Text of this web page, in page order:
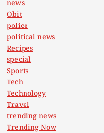
news
Obit
police
political news
Recipes
special
Sports
Tech
Technology
Travel
trending news
Trending Now